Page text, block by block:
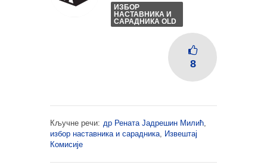
ИЗБОР
НАСТАВНИКА И
САРАДНИКА OLD
8
Кључне речи: др Рената Јадрешин Милић,
избор наставника и сарадника, Извештај
Комисије